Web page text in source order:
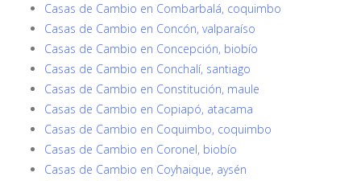
Casas de Cambio en Combarbalá, coquimbo
Casas de Cambio en Concón, valparaíso
Casas de Cambio en Concepción, biobío
Casas de Cambio en Conchalí, santiago
Casas de Cambio en Constitución, maule
Casas de Cambio en Copiapó, atacama
Casas de Cambio en Coquimbo, coquimbo
Casas de Cambio en Coronel, biobío
Casas de Cambio en Coyhaique, aysén